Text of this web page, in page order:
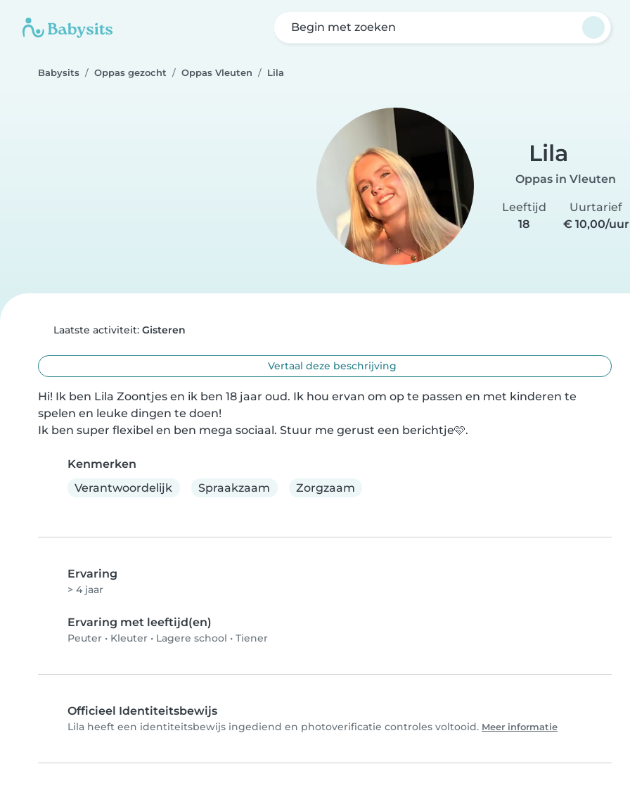
Begin met zoeken
Babysits Oppas gezocht Oppas Vleuten Lila
Lila
Oppas in Vleuten
Leeftijd
18
Uurtarief
€ 10,00/uur
Laatste activiteit: Gisteren
Vertaal deze beschrijving
Hi! Ik ben Lila Zoontjes en ik ben 18 jaar oud. Ik hou ervan om op te passen en met kinderen te
spelen en leuke dingen te doen!
Ik ben super flexibel en ben mega sociaal. Stuur me gerust een berichtje🩷.
Kenmerken
Verantwoordelijk
Spraakzaam Zorgzaam
Ervaring
> 4 jaar
Ervaring met leeftijd(en)
Peuter • Kleuter • Lagere school • Tiener
Officieel Identiteitsbewijs
Lila heeft een identiteitsbewijs ingediend en photoverificatie controles voltooid. Meer informatie